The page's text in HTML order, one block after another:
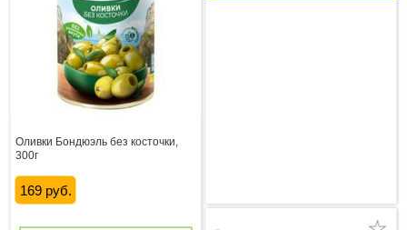
Оливки Бондюэль без косточки,
300г
169 руб.